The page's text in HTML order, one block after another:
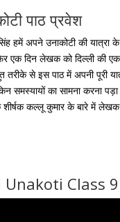
पाठ प्रवेश
हमें अपने उनाकोटी की यात्रा
एक दिन लेखक को दिल्ली की
से इस पाठ में अपनी पूरी
का सामना करना
कल्लू कुमार के बारे में
Unakoti Class